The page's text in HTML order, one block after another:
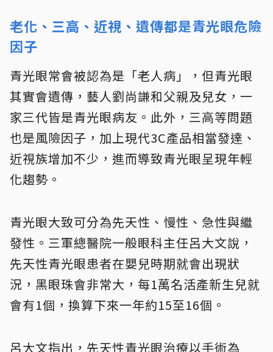
老化、三高、近視、遺傳都是青光眼危險
因子
青光眼常會被認為是「老人病」，但青光眼
其實會遺傳，藝人劉尚謙和父親及兒女，一
家三代皆是青光眼病友。此外，三高等問題
也是風險因子，加上現代3C產品相當發達、
近視族增加不少，進而導致青光眼呈現年輕
化趨勢。
青光眼大致可分為先天性、慢性、急性與繼
發性。三軍總醫院一般眼科主任呂大文說，
先天性青光眼患者在嬰兒時期就會出現狀
況，黑眼珠會非常大，每1萬名活產新生兒就
會有1個，換算下來一年約15至16個。
呂大文指出，先天性青光眼治療以手術為